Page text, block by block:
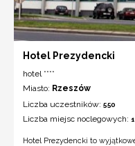
Hotel Prezydencki
hotel ****
Miasto: Rzeszów
Liczba uczestników: 550
Liczba miejsc noclegowych:
Hotel Prezydencki to